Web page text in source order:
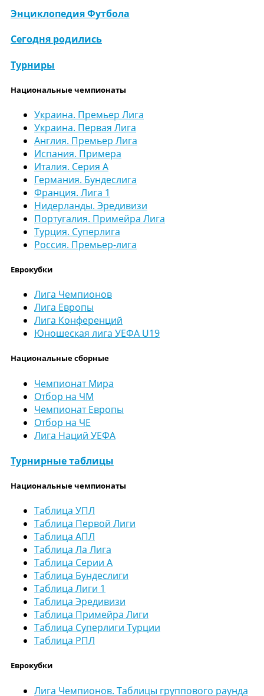
Энциклопедия Футбола
Сегодня родились
Турниры
Национальные чемпионаты
Украина. Премьер Лига
Украина. Первая Лига
Англия. Премьер Лига
Испания. Примера
Италия. Серия А
Германия. Бундеслига
Франция. Лига 1
Нидерланды. Эредивизи
Португалия. Примейра Лига
Турция. Суперлига
Россия. Премьер-лига
Еврокубки
Лига Чемпионов
Лига Европы
Лига Конференций
Юношеская лига УЕФА U19
Национальные сборные
Чемпионат Мира
Отбор на ЧМ
Чемпионат Европы
Отбор на ЧЕ
Лига Наций УЕФА
Турнирные таблицы
Национальные чемпионаты
Таблица УПЛ
Таблица Первой Лиги
Таблица АПЛ
Таблица Ла Лига
Таблица Серии А
Таблица Бундеслиги
Таблица Лиги 1
Таблица Эредивизи
Таблица Примейра Лиги
Таблица Суперлиги Турции
Таблица РПЛ
Еврокубки
Лига Чемпионов. Таблицы группового раунда